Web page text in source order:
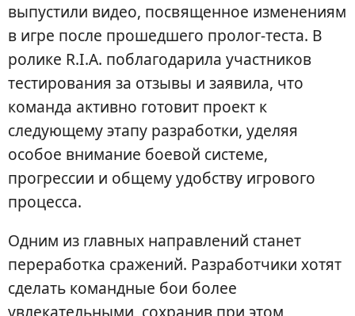
выпустили видео, посвященное изменениям
в игре после прошедшего пролог-теста. В
ролике R.I.A. поблагодарила участников
тестирования за отзывы и заявила, что
команда активно готовит проект к
следующему этапу разработки, уделяя
особое внимание боевой системе,
прогрессии и общему удобству игрового
процесса.
Одним из главных направлений станет
переработка сражений. Разработчики хотят
сделать командные бои более